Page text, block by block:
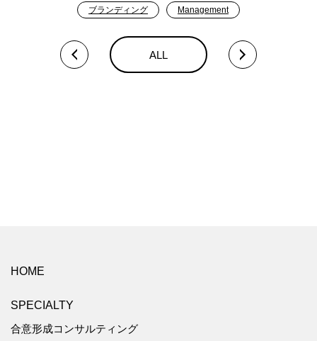
ブランディング Management
ALL
HOME
SPECIALTY
合意形成コンサルティング